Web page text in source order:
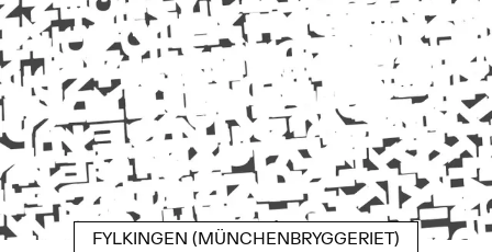
FYLKINGEN (MÜNCHENBRYGGERIET)